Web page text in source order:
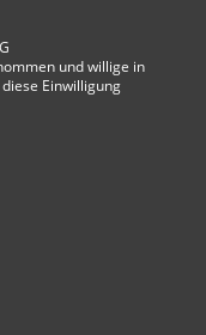
und willige in
Einwilligung